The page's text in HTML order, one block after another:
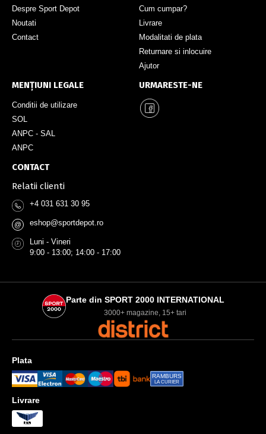
Despre Sport Depot
Noutati
Contact
Cum cumpar?
Livrare
Modalitati de plata
Returnare si inlocuire
Ajutor
MENȚIUNI LEGALE
Conditii de utilizare
SOL
ANPC - SAL
ANPC
URMARESTE-NE
CONTACT
Relatii clienti
+4 031 631 30 95
@ eshop@sportdepot.ro
Luni - Vineri
9:00 - 13:00; 14:00 - 17:00
Parte din SPORT 2000 INTERNATIONAL
3000+ magazine, 15+ tari
Plata
RAMBURS
LA CURIER
Livrare